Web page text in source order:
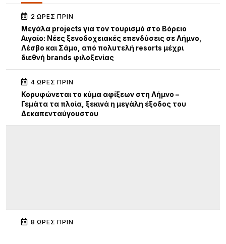
2 ΏΡΕΣ ΠΡΙΝ
Μεγάλα projects για τον τουρισμό στο Βόρειο
Αιγαίο: Νέες ξενοδοχειακές επενδύσεις σε Λήμνο,
Λέσβο και Σάμο, από πολυτελή resorts μέχρι
διεθνή brands φιλοξενίας
4 ΏΡΕΣ ΠΡΙΝ
Κορυφώνεται το κύμα αφίξεων στη Λήμνο –
Γεμάτα τα πλοία, ξεκινά η μεγάλη έξοδος του
Δεκαπενταύγουστου
8 ΏΡΕΣ ΠΡΙΝ